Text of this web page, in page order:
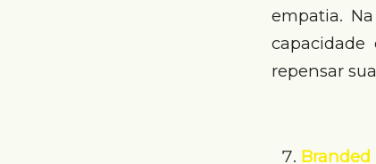
empatia.
repensar
Branded